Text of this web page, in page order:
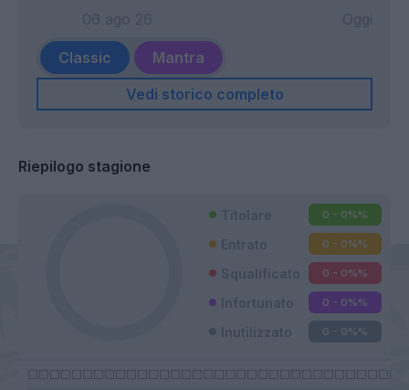
Classic
Mantra
Vedi storico completo
Riepilogo stagione
0 - 0%%
0 - 0%%
0 - 0%%
0 - 0%%
0 - 0%%